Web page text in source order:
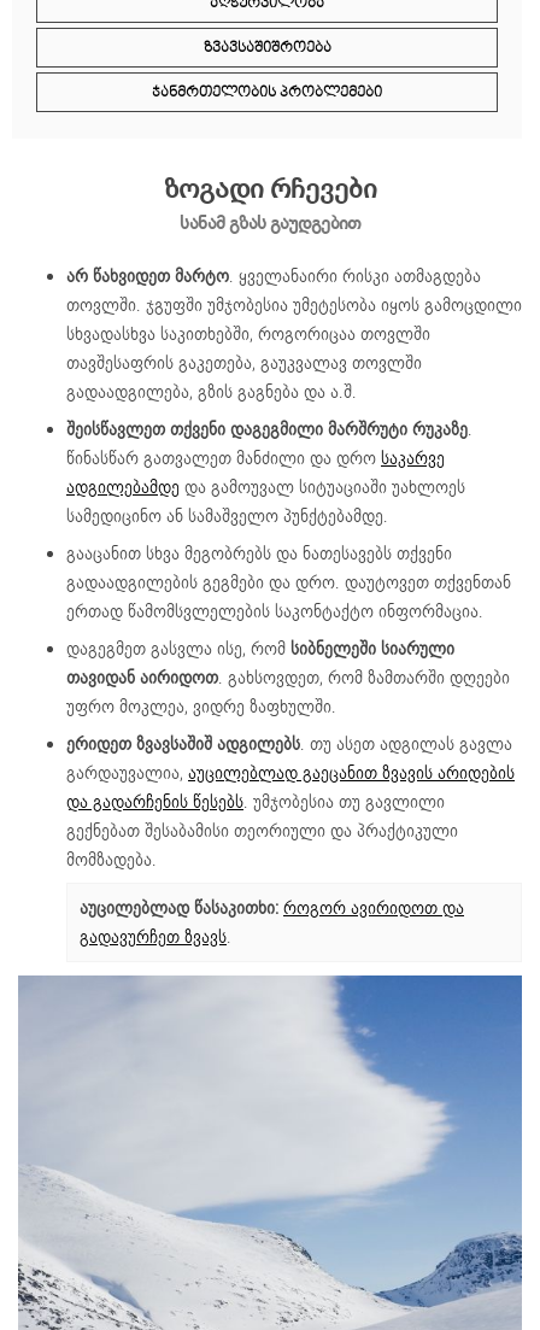
ᲖᲕᲐᲕᲡᲐᲨᲘᲨᲠᲝᲔᲑᲐ
ᲯᲐᲜᲛᲠᲗᲔᲚᲝᲑᲘᲡ ᲞᲠᲝᲑᲚᲔᲛᲔᲑᲘ
ზოგადი რჩევები
სანამ გზას გაუდგებით
არ წახვიდეთ მარტო. ყველანაირი რისკი ათმაგდება
თოვლში. ჯგუფში უმჯობესია უმეტესობა იყოს გამოცდილი
სხვადასხვა საკითხებში, როგორიცაა თოვლში
თავშესაფრის გაკეთება, გაუკვალავ თოვლში
გადაადგილება, გზის გაგნება და ა.შ.
შეისწავლეთ თქვენი დაგეგმილი მარშრუტი რუკაზე.
წინასწარ გათვალეთ მანძილი და დრო საკარვე
ადგილებამდე და გამოუვალ სიტუაციაში უახლოეს
სამედიცინო ან სამაშველო პუნქტებამდე.
გააცანით სხვა მეგობრებს და ნათესავებს თქვენი
გადაადგილების გეგმები და დრო. დაუტოვეთ თქვენთან
ერთად წამომსვლელების საკონტაქტო ინფორმაცია.
დაგეგმეთ გასვლა ისე, რომ სიბნელეში სიარული
თავიდან აირიდოთ. გახსოვდეთ, რომ ზამთარში დღეები
უფრო მოკლეა, ვიდრე ზაფხულში.
ერიდეთ ზვავსაშიშ ადგილებს. თუ ასეთ ადგილას გავლა
გარდაუვალია, აუცილებლად გაეცანით ზვავის არიდების
და გადარჩენის წესებს. უმჯობესია თუ გავლილი
გექნებათ შესაბამისი თეორიული და პრაქტიკული
მომზადება.
აუცილებლად წასაკითხი: როგორ ავირიდოთ და
გადავურჩეთ ზვავს.